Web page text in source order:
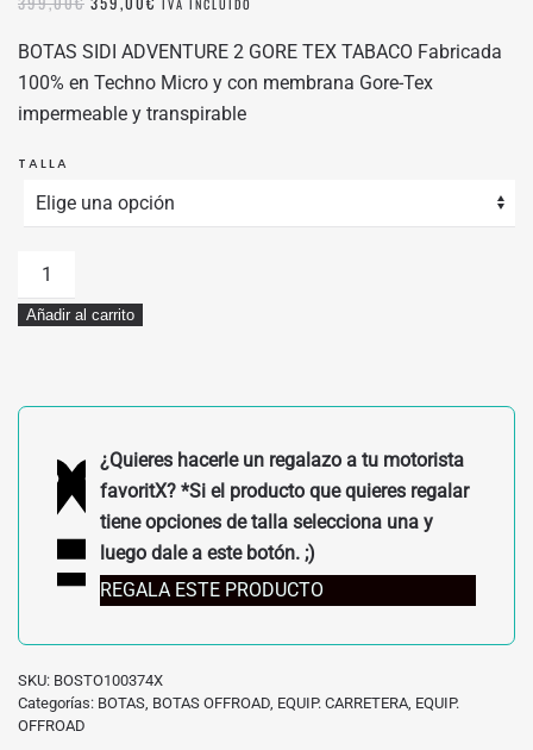
ORIGINAL
ERA:
399,00€.
ACTUAL
ES:
359,00€.
IVA INCLUIDO
BOTAS SIDI ADVENTURE 2 GORE TEX TABACO Fabricada
100% en Techno Micro y con membrana Gore-Tex
impermeable y transpirable
TALLA
BOTAS
SIDI
ADVENTURE
TEX
cantidad
Añadir al carrito
¿Quieres hacerle un regalazo a tu motorista
favoritX? *Si el producto que quieres regalar
tiene opciones de talla selecciona una y
luego dale a este botón. ;)
REGALA ESTE PRODUCTO
SKU: BOSTO100374X
Categorías: BOTAS, BOTAS OFFROAD, EQUIP. CARRETERA, EQUIP.
OFFROAD